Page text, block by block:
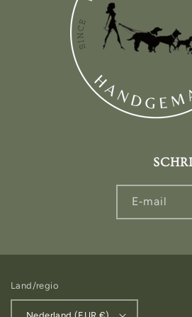
E‑mail
Land/regio
Nederland (EUR €)